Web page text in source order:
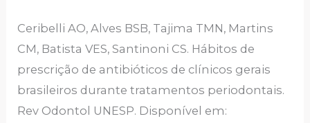
Ceribelli AO, Alves BSB, Tajima TMN, Martins
CM, Batista VES, Santinoni CS. Hábitos de
prescrição de antibióticos de clínicos gerais
brasileiros durante tratamentos periodontais.
Rev Odontol UNESP. Disponível em: